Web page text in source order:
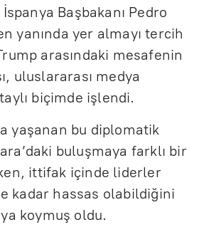
Başbakanı Pedro
yanında yer almayı tercih
arasındaki mesafenin
uluslararası medya
biçimde işlendi.
yaşanan bu diplomatik
buluşmaya farklı bir
ittifak içinde liderler
kadar hassas olabildiğini
koymuş oldu.